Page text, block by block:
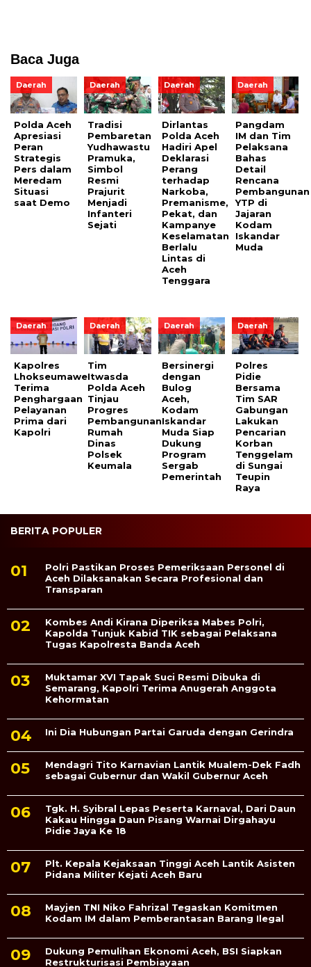
Baca Juga
Daerah
Polda Aceh
Apresiasi
Peran
Strategis
Pers dalam
Meredam
Situasi
saat Demo
Daerah
Tradisi
Pembaretan
Yudhawastu
Pramuka,
Simbol
Resmi
Prajurit
Menjadi
Infanteri
Sejati
Daerah
Dirlantas
Polda Aceh
Hadiri Apel
Deklarasi
Perang
terhadap
Narkoba,
Premanisme,
Pekat, dan
Kampanye
Keselamatan
Berlalu
Lintas di
Aceh
Tenggara
Daerah
Pangdam
IM dan Tim
Pelaksana
Bahas
Detail
Rencana
Pembangunan
YTP di
Jajaran
Kodam
Iskandar
Muda
Daerah
Kapolres
Lhokseumawe
Terima
Penghargaan
Pelayanan
Prima dari
Kapolri
Daerah
Tim
Itwasda
Polda Aceh
Tinjau
Progres
Pembangunan
Rumah
Dinas
Polsek
Keumala
Daerah
Bersinergi
dengan
Bulog
Aceh,
Kodam
Iskandar
Muda Siap
Dukung
Program
Sergab
Pemerintah
Daerah
Polres
Pidie
Bersama
Tim SAR
Gabungan
Lakukan
Pencarian
Korban
Tenggelam
di Sungai
Teupin
Raya
BERITA POPULER
Polri Pastikan Proses Pemeriksaan Personel di
Aceh Dilaksanakan Secara Profesional dan
Transparan
Kombes Andi Kirana Diperiksa Mabes Polri,
Kapolda Tunjuk Kabid TIK sebagai Pelaksana
Tugas Kapolresta Banda Aceh
Muktamar XVI Tapak Suci Resmi Dibuka di
Semarang, Kapolri Terima Anugerah Anggota
Kehormatan
Ini Dia Hubungan Partai Garuda dengan Gerindra
Mendagri Tito Karnavian Lantik Mualem-Dek Fadh
sebagai Gubernur dan Wakil Gubernur Aceh
Tgk. H. Syibral Lepas Peserta Karnaval, Dari Daun
Kakau Hingga Daun Pisang Warnai Dirgahayu
Pidie Jaya Ke 18
Plt. Kepala Kejaksaan Tinggi Aceh Lantik Asisten
Pidana Militer Kejati Aceh Baru
Mayjen TNI Niko Fahrizal Tegaskan Komitmen
Kodam IM dalam Pemberantasan Barang Ilegal
Dukung Pemulihan Ekonomi Aceh, BSI Siapkan
Restrukturisasi Pembiayaan